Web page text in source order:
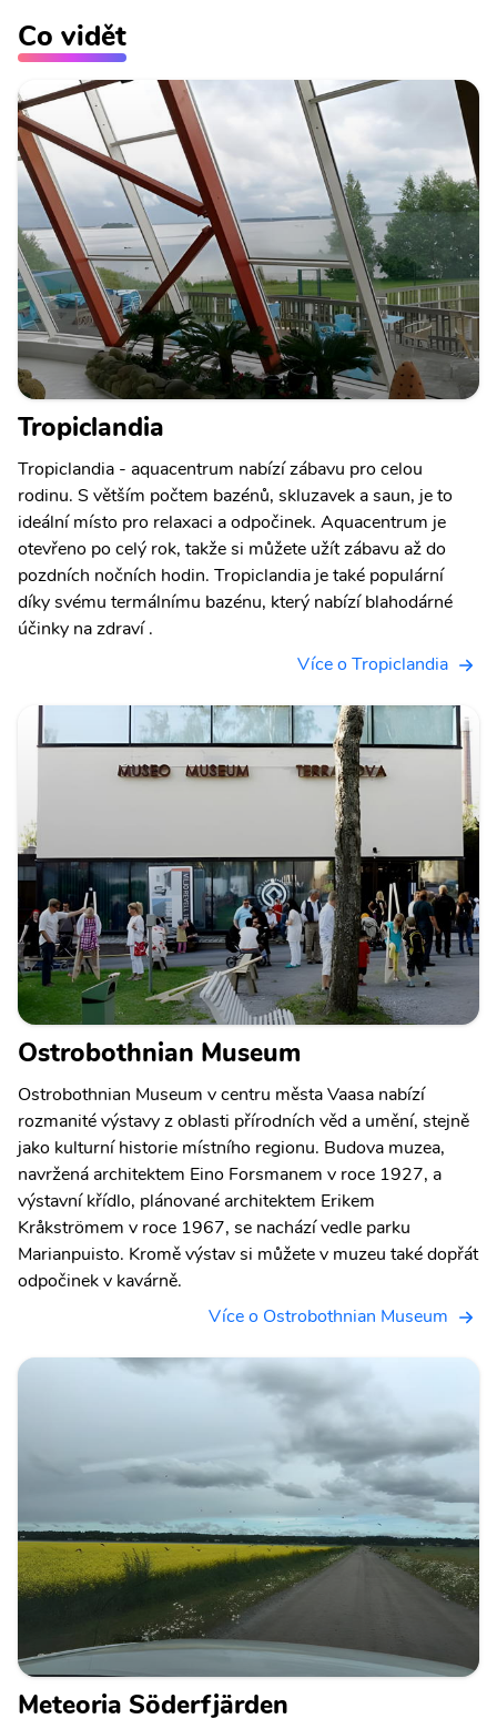
Co vidět
Tropiclandia
Tropiclandia - aquacentrum nabízí zábavu pro celou
rodinu. S větším počtem bazénů, skluzavek a saun, je to
ideální místo pro relaxaci a odpočinek. Aquacentrum je
otevřeno po celý rok, takže si můžete užít zábavu až do
pozdních nočních hodin. Tropiclandia je také populární
díky svému termálnímu bazénu, který nabízí blahodárné
účinky na zdraví .
Více o Tropiclandia
Ostrobothnian Museum
Ostrobothnian Museum v centru města Vaasa nabízí
rozmanité výstavy z oblasti přírodních věd a umění, stejně
jako kulturní historie místního regionu. Budova muzea,
navržená architektem Eino Forsmanem v roce 1927, a
výstavní křídlo, plánované architektem Erikem
Kråkströmem v roce 1967, se nachází vedle parku
Marianpuisto. Kromě výstav si můžete v muzeu také dopřát
odpočinek v kavárně.
Více o Ostrobothnian Museum
Meteoria Söderfjärden